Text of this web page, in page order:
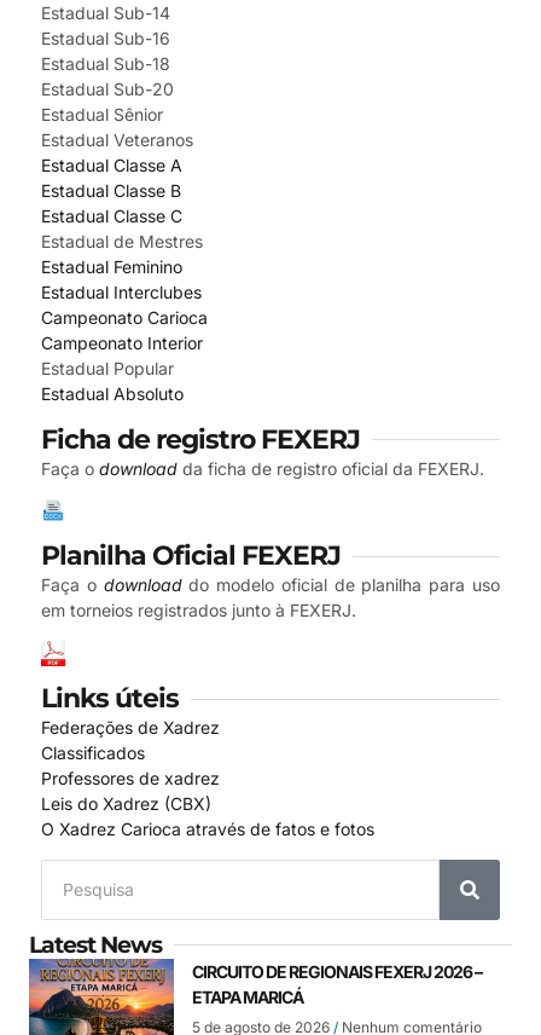
Estadual Sub-14
Estadual Sub-16
Estadual Sub-18
Estadual Sub-20
Estadual Sênior
Estadual Veteranos
Estadual Classe A
Estadual Classe B
Estadual Classe C
Estadual de Mestres
Estadual Feminino
Estadual Interclubes
Campeonato Carioca
Campeonato Interior
Estadual Popular
Estadual Absoluto
Ficha de registro FEXERJ
Faça o download da ficha de registro oficial da FEXERJ.
Planilha Oficial FEXERJ
Faça o downloaddo modelo oficial de planilha para uso
em torneios registrados junto à FEXERJ.
Links úteis
Federações de Xadrez
Classificados
Professores de xadrez
Leis do Xadrez (CBX)
O Xadrez Carioca através de fatos e fotos
Latest News
CIRCUITO DE REGIONAIS FEXERJ 2026 –
ETAPA MARICÁ
5 de agosto de 2026 Nenhum comentário